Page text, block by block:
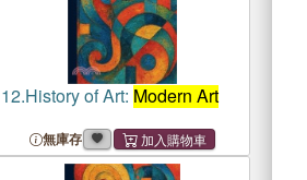
12.History of Art: Modern Art
無庫存